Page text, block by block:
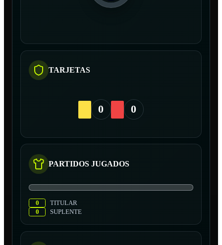
TARJETAS
0 0
PARTIDOS JUGADOS
0
TITULAR
0
SUPLENTE